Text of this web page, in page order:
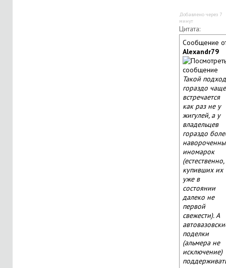
Добавлено через 7
минут
Цитата:
Сообщение
Alexandr79
Такой подход
гораздо чаще
встречается
как раз не у
жигулей, а у
владельцев
гораздо
иномарок
(естественно,
купивших их
уже в
состоянии
далеко не
первой
свежести). А
поделки
(альмера не
исключение)